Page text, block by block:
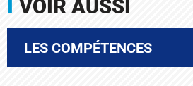
VOIR AUSSI
LES COMPÉTENCES